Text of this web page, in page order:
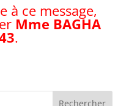
à ce message,
Mme BAGHA
.